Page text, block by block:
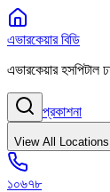
এভারকেয়ার বিডি
এভারকেয়ার হসপিটাল
প্রকাশনা
View All Locations
১০৬৭৮